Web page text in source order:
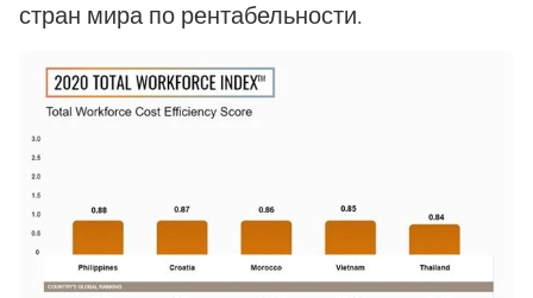
стран мира по рентабельности.